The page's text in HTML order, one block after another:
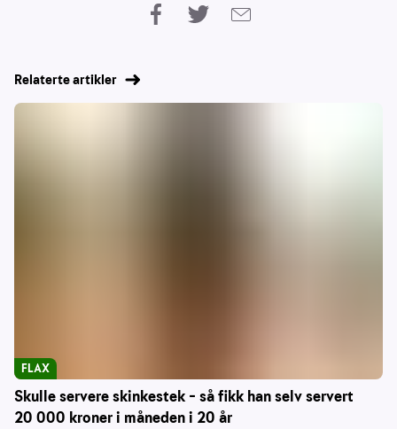
Relaterte artikler
Skulle servere skinkestek – så fikk han selv servert
20 000 kroner i måneden i 20 år
FLAX